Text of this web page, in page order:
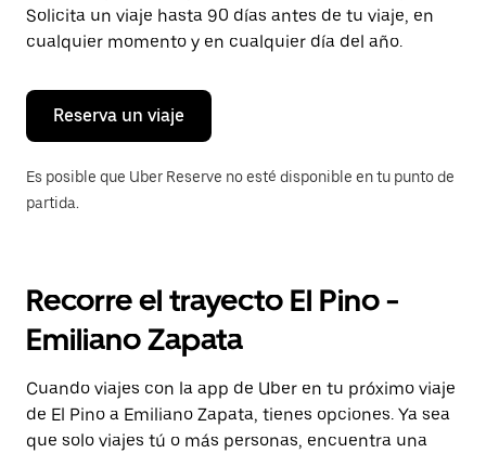
la
tecla Esc
para
el
calendario.
Solicita un viaje hasta 90 días antes de tu viaje, en
cualquier momento y en cualquier día del año.
Reserva un viaje
Es posible que Uber Reserve no esté disponible en tu punto de
partida.
Recorre el trayecto El Pino -
Emiliano Zapata
Cuando viajes con la app de Uber en tu próximo viaje
de El Pino a Emiliano Zapata, tienes opciones. Ya sea
que solo viajes tú o más personas, encuentra una